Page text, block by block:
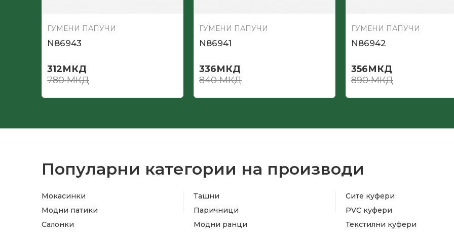
ГУМЕНИ ПАПУЧИ
N86943
312МКД
780МКД
ГУМЕНИ ПАПУЧИ
N86941
336МКД
840МКД
ГУМЕНИ ПАПУЧИ
N86942
356МКД
890МКД
Популарни категории на производи
Мокасинки
Модни патики
Салонки
Ташни
Паричници
Модни ранци
Сите куфери
PVC куфери
Текстилни куфери